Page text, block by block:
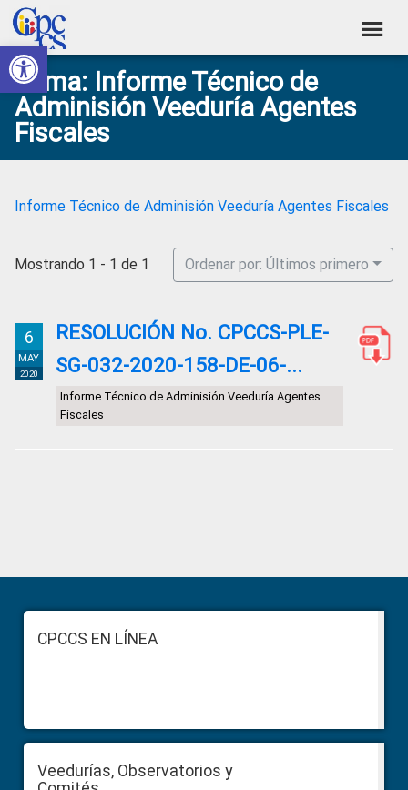
Abrir barra de herramientas
Skip
to
primary
navigation
Skip
to
main
content
Skip
to
primary
sidebar
Skip
to
footer
Consejo
de
Participación
Ciudadana
Control
Construyendo
Poder
Ciudadano
Tema: Informe Técnico de
Adminisión Veeduría Agentes
Fiscales
Informe Técnico de Adminisión Veeduría Agentes Fiscales
Mostrando 1 - 1 de 1 Ordenar por: Últimos primero
6
MAY
2020
RESOLUCIÓN No. CPCCS-PLE-
SG-032-2020-158-DE-06-...
Informe Técnico de Adminisión Veeduría Agentes
Fiscales
Sidebar
FooterCPCCS EN LÍNEA
Veedurías, Observatorios y